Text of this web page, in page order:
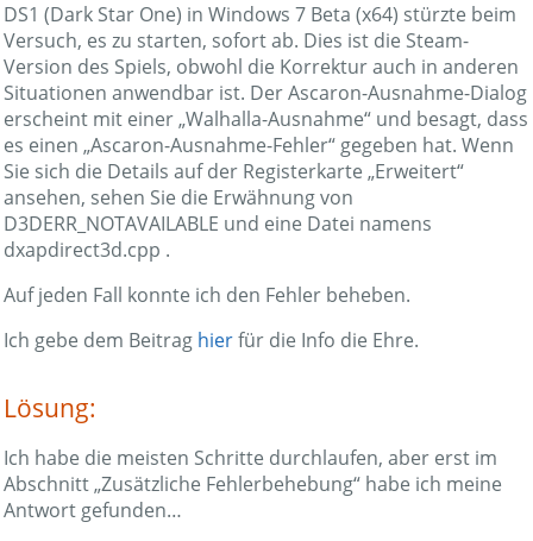
DS1 (Dark Star One) in Windows 7 Beta (x64) stürzte beim
Versuch, es zu starten, sofort ab. Dies ist die Steam-
Version des Spiels, obwohl die Korrektur auch in anderen
Situationen anwendbar ist. Der Ascaron-Ausnahme-Dialog
erscheint mit einer „Walhalla-Ausnahme“ und besagt, dass
es einen „Ascaron-Ausnahme-Fehler“ gegeben hat. Wenn
Sie sich die Details auf der Registerkarte „Erweitert“
ansehen, sehen Sie die Erwähnung von
D3DERR_NOTAVAILABLE und eine Datei namens
dxapdirect3d.cpp .
Auf jeden Fall konnte ich den Fehler beheben.
Ich gebe dem Beitrag hierfür die Info die Ehre.
Lösung:
Ich habe die meisten Schritte durchlaufen, aber erst im
Abschnitt „Zusätzliche Fehlerbehebung“ habe ich meine
Antwort gefunden…